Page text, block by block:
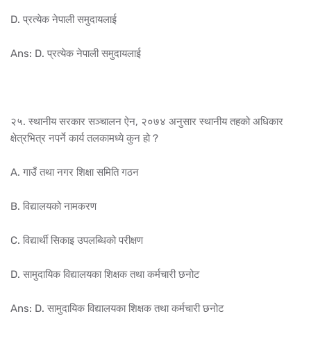
D. प्रत्येक नेपाली समुदायलाई
Ans: D. प्रत्येक नेपाली समुदायलाई
२५. स्थानीय सरकार सञ्चालन ऐन, २०७४ अनुसार स्थानीय तहको अधिकार
क्षेत्रभित्र नपर्ने कार्य तलकामध्ये कुन हो ?
A. गाउँ तथा नगर शिक्षा समिति गठन
B. विद्यालयको नामकरण
C. विद्यार्थी सिकाइ उपलब्धिको परीक्षण
D. सामुदायिक विद्यालयका शिक्षक तथा कर्मचारी छनोट
Ans: D. सामुदायिक विद्यालयका शिक्षक तथा कर्मचारी छनोट